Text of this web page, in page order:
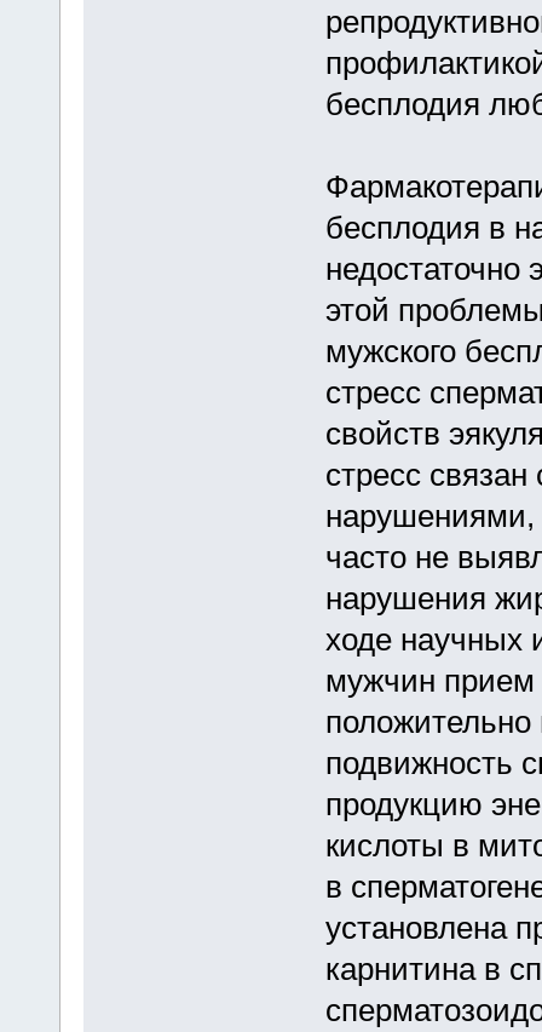
бесплодия
бесплодия в
этой
мужского
стресс
свойств
стресс
нарушениями,
часто не
нарушения
ходе научных
мужчин прием
подвижность
продукцию
кислоты в
в
установлена
карнитина в